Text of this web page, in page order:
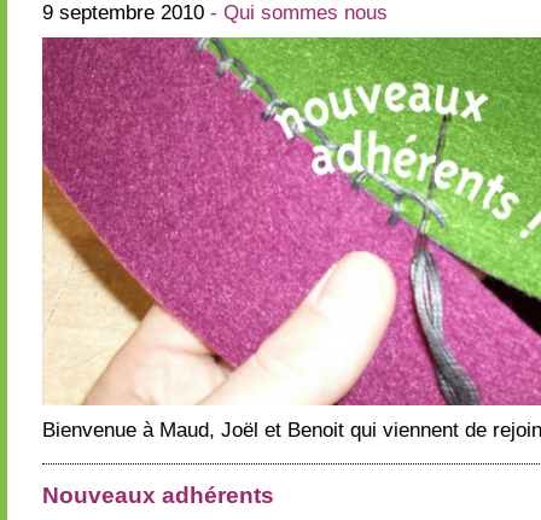
9 septembre 2010 - Qui sommes nous
Bienvenue à Maud, Joël et Benoit qui viennent de
Nouveaux adhérents